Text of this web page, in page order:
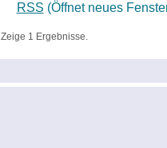
RSS (Öffnet neues
Zeige 1 Ergebnisse.